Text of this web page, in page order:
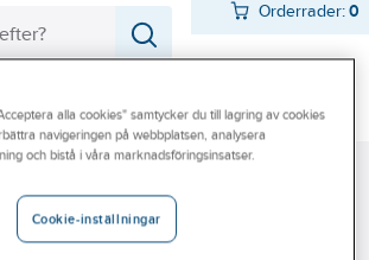
Orderrader:0
Beställ direkt
alla cookies" samtycker du till lagring av cookies
navigeringen på webbplatsen, analysera
och bistå i våra marknadsföringsinsatser.
Cookie-inställningar